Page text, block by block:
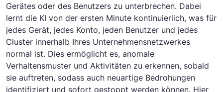
Gerätes oder des Benutzers zu unterbrechen. Dabei
lernt die KI von der ersten Minute kontinuierlich, was für
jedes Gerät, jedes Konto, jeden Benutzer und jedes
Cluster innerhalb Ihres Unternehmensnetzwerkes
normal ist. Dies ermöglicht es, anomale
Verhaltensmuster und Aktivitäten zu erkennen, sobald
sie auftreten, sodass auch neuartige Bedrohungen
identifiziert und sofort gestoppt werden können. Hier